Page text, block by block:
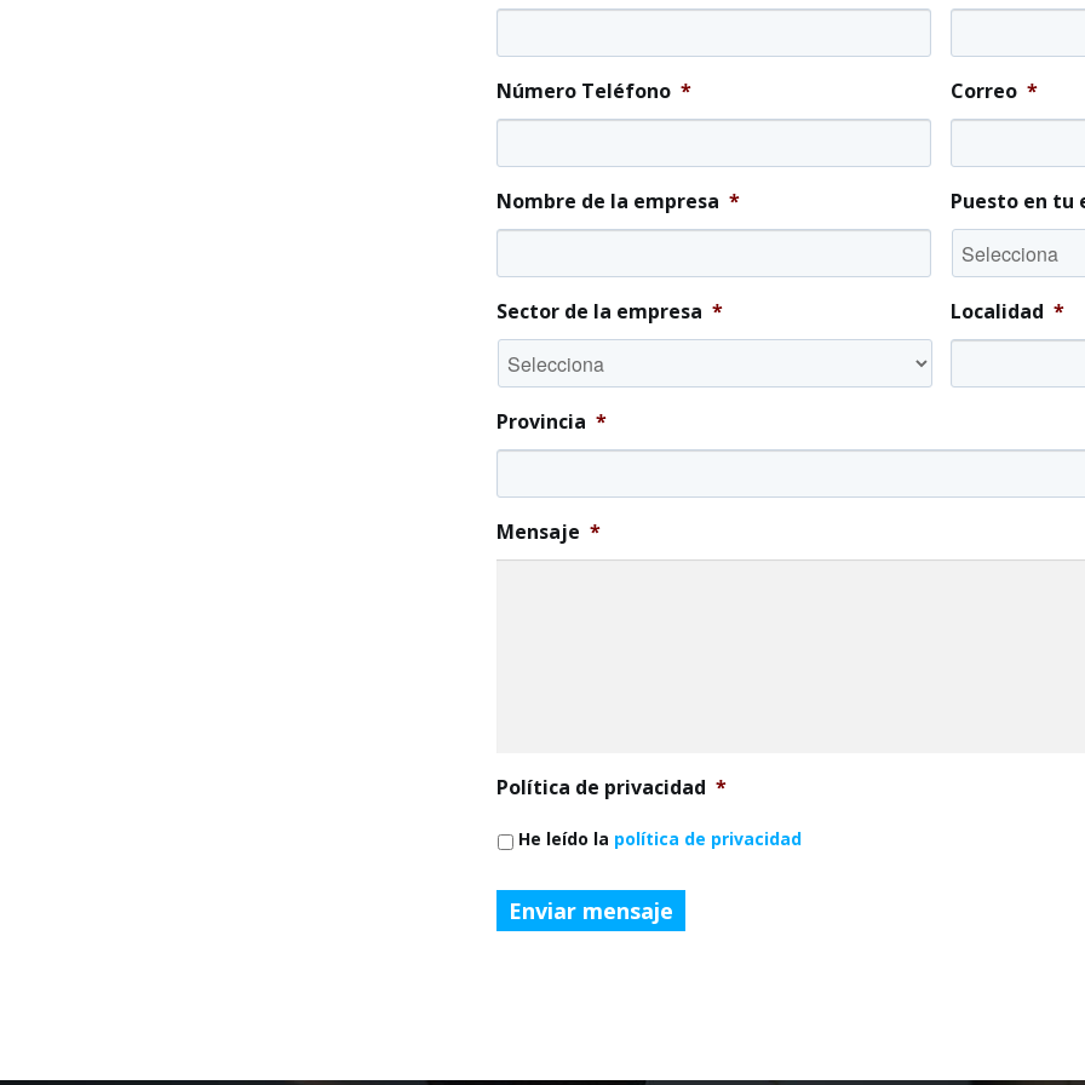
Número Teléfono * Correo *
Nombre de la empresa * Puesto en tu
Sector de la empresa * Localidad *
Provincia *
Mensaje *
Política de privacidad *
He leído la política de privacidad